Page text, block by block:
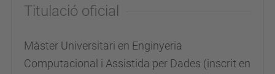
Titulació oficial
Màster Universitari en Enginyeria
Computacional i Assistida per Dades (inscrit en